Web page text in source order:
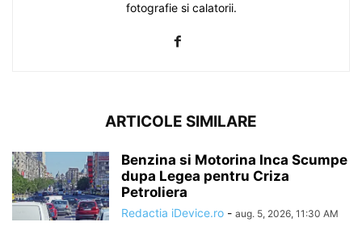
fotografie si calatorii.
ARTICOLE SIMILARE
Benzina si Motorina Inca Scumpe
dupa Legea pentru Criza
Petroliera
Redactia iDevice.ro - aug. 5, 2026, 11:30 AM